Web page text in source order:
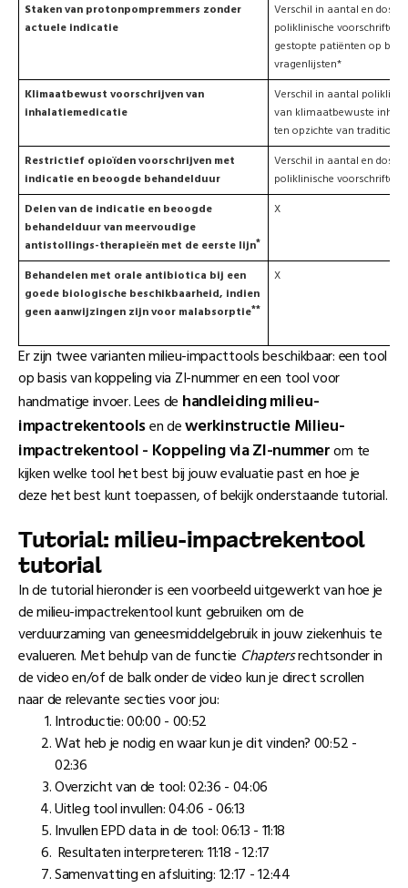
Staken van protonpompremmers zonder
actuele indicatie
Verschil in aantal en
poliklinische voorschriften
gestopte patiënten op
vragenlijsten*
Klimaatbewust voorschrijven van
inhalatiemedicatie
Verschil in aantal
van klimaatbewuste
ten opzichte van
Restrictief opioïden voorschrijven met
indicatie en beoogde behandelduur
Verschil in aantal en
poliklinische voorschriften
Delen van de indicatie en beoogde
behandelduur van meervoudige
antistollings-therapieën met de eerste lijn*
X
Behandelen met orale antibiotica bij een
goede biologische beschikbaarheid, indien
geen aanwijzingen zijn voor malabsorptie**
X
Er zijn twee varianten milieu-impacttools beschikbaar: een tool
op basis van koppeling via ZI-nummer en een tool voor
handmatige invoer. Lees de handleiding milieu-
impactrekentoolsen dewerkinstructie Milieu-
impactrekentool - Koppeling via ZI-nummerom te
kijken welke tool het best bij jouw evaluatie past en hoe je
deze het best kunt toepassen, of bekijk onderstaande tutorial.
Tutorial: milieu-impactrekentool
tutorial
In de tutorial hieronder is een voorbeeld uitgewerkt van hoe je
de milieu-impactrekentool kunt gebruiken om de
verduurzaming van geneesmiddelgebruik in jouw ziekenhuis te
evalueren. Met behulp van de functie Chaptersrechtsonder in
de video en/of de balk onder de video kun je direct scrollen
naar de relevante secties voor jou:
Introductie: 00:00 - 00:52
Wat heb je nodig en waar kun je dit vinden? 00:52 -
02:36
Overzicht van de tool: 02:36 - 04:06
Uitleg tool invullen: 04:06 - 06:13
Invullen EPD data in de tool: 06:13 - 11:18
Resultaten interpreteren: 11:18 - 12:17
Samenvatting en afsluiting: 12:17 - 12:44